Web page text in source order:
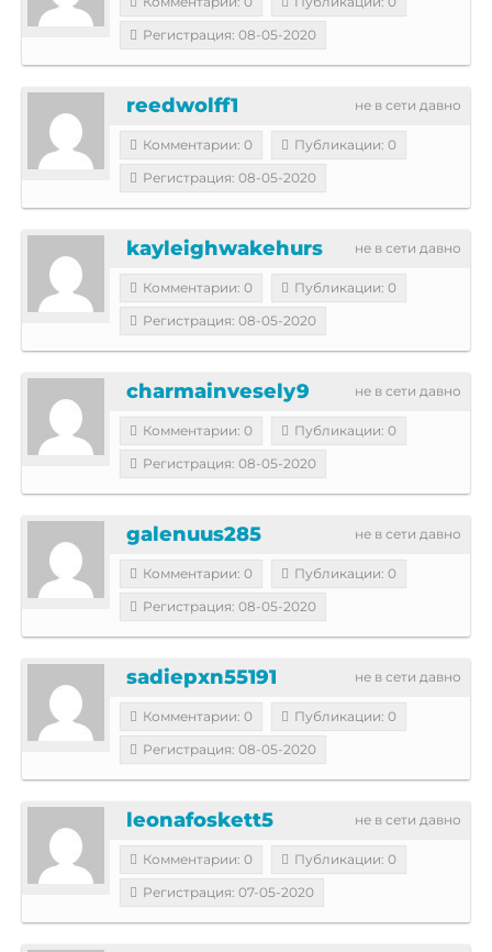
Регистрация: 08-05-2020
не в сети давно
reedwolff1
Комментарии: 0
Публикации: 0
Регистрация: 08-05-2020
не в сети давно
kayleighwakehurs
Комментарии: 0
Публикации: 0
Регистрация: 08-05-2020
не в сети давно
charmainvesely9
Комментарии: 0
Публикации: 0
Регистрация: 08-05-2020
не в сети давно
galenuus285
Комментарии: 0
Публикации: 0
Регистрация: 08-05-2020
не в сети давно
sadiepxn55191
Комментарии: 0
Публикации: 0
Регистрация: 08-05-2020
не в сети давно
leonafoskett5
Комментарии: 0
Публикации: 0
Регистрация: 07-05-2020